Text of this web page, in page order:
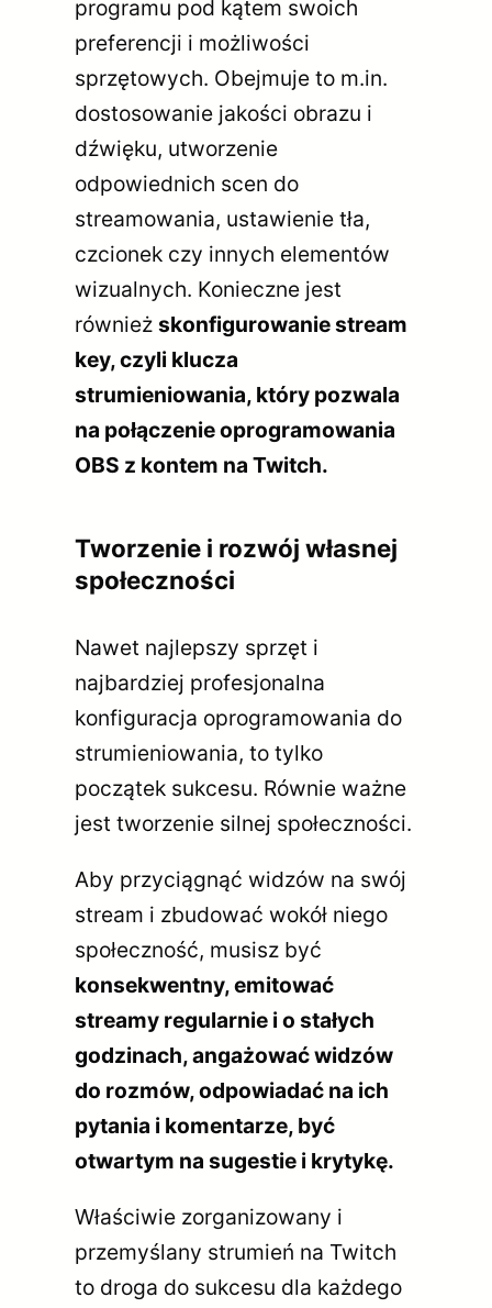
programu pod kątem swoich
preferencji i możliwości
sprzętowych. Obejmuje to m.in.
dostosowanie jakości obrazu i
dźwięku, utworzenie
odpowiednich scen do
streamowania, ustawienie tła,
czcionek czy innych elementów
wizualnych. Konieczne jest
również skonfigurowanie stream
key, czyli klucza
strumieniowania, który pozwala
na połączenie oprogramowania
OBS z kontem na Twitch.
Tworzenie i rozwój własnej
społeczności
Nawet najlepszy sprzęt i
najbardziej profesjonalna
konfiguracja oprogramowania do
strumieniowania, to tylko
początek sukcesu. Równie ważne
jest tworzenie silnej społeczności.
Aby przyciągnąć widzów na swój
stream i zbudować wokół niego
społeczność, musisz być
konsekwentny, emitować
streamy regularnie i o stałych
godzinach, angażować widzów
do rozmów, odpowiadać na ich
pytania i komentarze, być
otwartym na sugestie i krytykę.
Właściwie zorganizowany i
przemyślany strumień na Twitch
to droga do sukcesu dla każdego